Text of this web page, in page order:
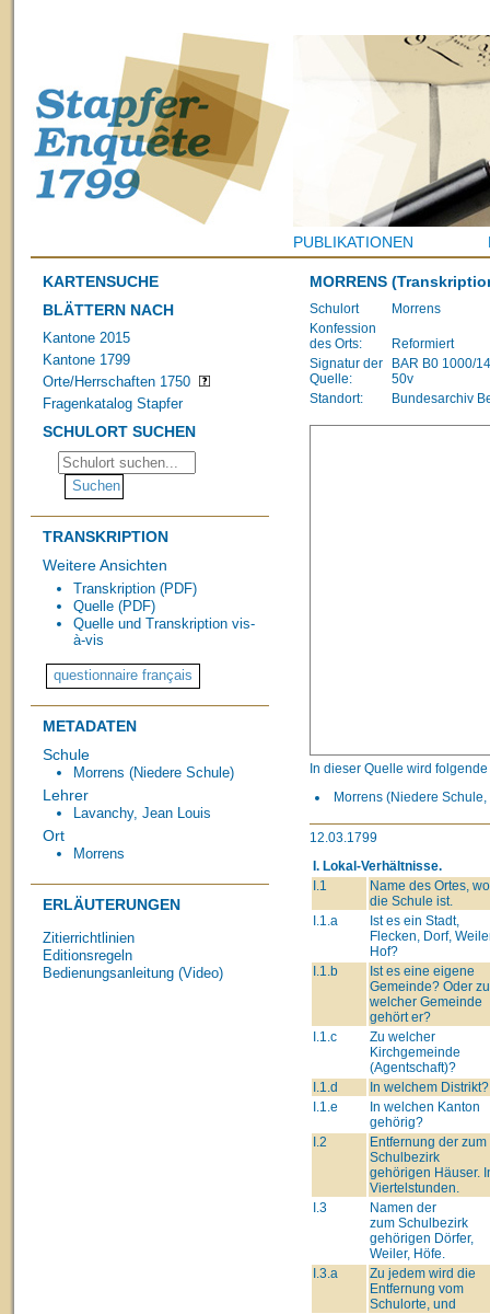
PUBLIKATIONEN
KARTENSUCHE
BLÄTTERN NACH
Kantone 2015
Kantone 1799
Orte/Herrschaften 1750
Fragenkatalog Stapfer
SCHULORT SUCHEN
TRANSKRIPTION
Weitere Ansichten
Transkription (PDF)
Quelle (PDF)
Quelle und Transkription vis-
à-vis
METADATEN
Schule
Morrens (Niedere Schule)
Lehrer
Lavanchy, Jean Louis
Ort
Morrens
ERLÄUTERUNGEN
Zitierrichtlinien
Editionsregeln
Bedienungsanleitung (Video)
MORRENS
Schulort
Morrens
Konfession
des Orts:
Reformiert
Signatur der
Quelle:
BAR B0 1000/
50v
Standort:
Bundesarchiv
In dieser Quelle wird
Morrens (Niedere Schule,
12.03.1799
I. Lokal-Verhältnisse.
I.1
Name des Ortes, wo
die Schule ist.
I.1.a
Ist es ein Stadt,
Flecken, Dorf,
Hof?
I.1.b
Ist es eine eigene
Gemeinde? Oder zu
welcher Gemeinde
gehört er?
I.1.c
Zu welcher
Kirchgemeinde
(Agentschaft)?
I.1.d
In welchem Distrikt?
I.1.e
In welchen Kanton
gehörig?
I.2
Entfernung der zum
Schulbezirk
gehörigen Häuser.
Viertelstunden.
I.3
Namen der
zum Schulbezirk
gehörigen Dörfer,
Weiler, Höfe.
I.3.a
Zu jedem wird die
Entfernung vom
Schulorte, und